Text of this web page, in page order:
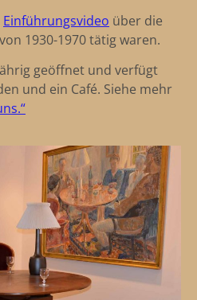
Einführungsvideo über die
1930-1970 tätig waren.
geöffnet und verfügt
und ein Café. Siehe mehr